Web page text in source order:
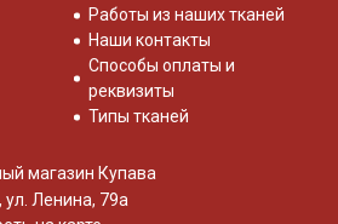
Работы из наших тканей
Наши контакты
Способы оплаты и
реквизиты
Типы тканей
магазин Купава
ул. Ленина, 79а